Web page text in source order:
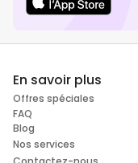
En savoir plus
Offres spéciales
FAQ
Blog
Nos services